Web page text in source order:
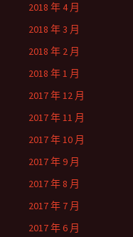
2018 年 4 月
2018 年 3 月
2018 年 2 月
2018 年 1 月
2017 年 12 月
2017 年 11 月
2017 年 10 月
2017 年 9 月
2017 年 8 月
2017 年 7 月
2017 年 6 月